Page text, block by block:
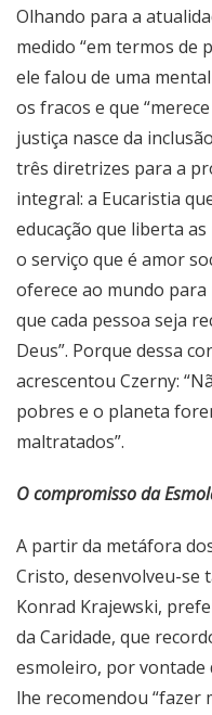
Olhando para a
medido “em termos de
ele falou de uma
os fracos e que
justiça nasce da
três diretrizes para a
integral: a Eucaristia
educação que liberta
o serviço que é amor
oferece ao mundo para
que cada pessoa seja
Deus”. Porque dessa
acrescentou Czerny:
pobres e o planeta
maltratados”.
O compromisso da
A partir da metáfora
Cristo, desenvolveu-se
Konrad Krajewski,
da Caridade, que
esmoleiro, por vontade
lhe recomendou “fazer